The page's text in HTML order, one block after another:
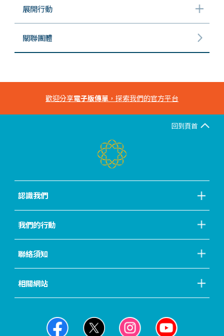
展開行動
關聯團體
歡迎分享電子版傳單 ，探索我們的官方平台
回到頁首
認識我們
我們的行動
聯絡須知
相關網站